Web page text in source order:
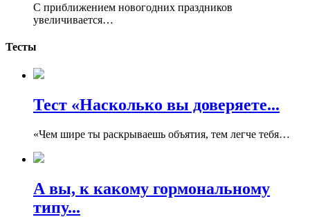
С приближением новогодних праздников
увеличивается…
Тесты
Тест «Насколько вы доверяете...
«Чем шире ты раскрываешь объятия, тем легче тебя…
А вы, к какому гормональному
типу...